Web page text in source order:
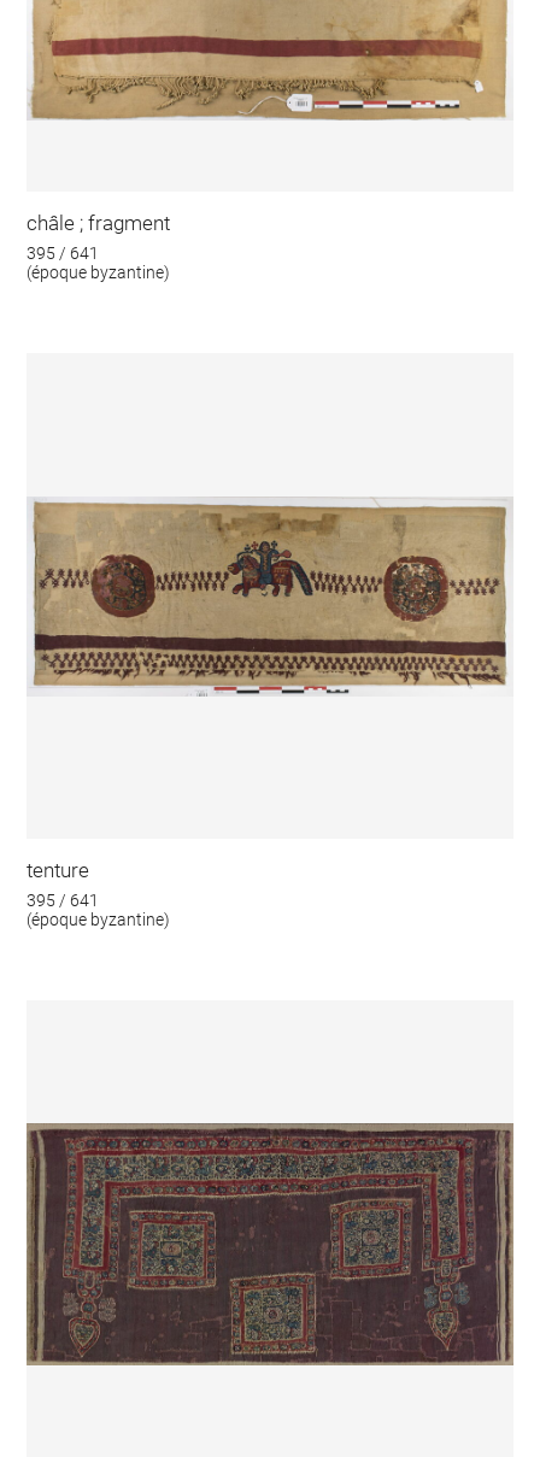
châle ; fragment
395 / 641
(époque byzantine)
tenture
395 / 641
(époque byzantine)